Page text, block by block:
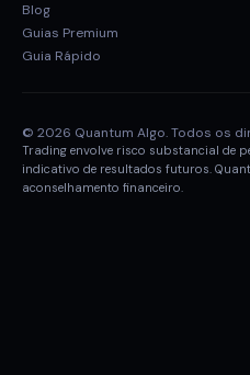
Blog
Guias Premium
Guia Rápido
© 2026 Quantum Algo. Todos os
Trading envolve risco substancial de
indicativo de resultados futuros.
aconselhamento financeiro.